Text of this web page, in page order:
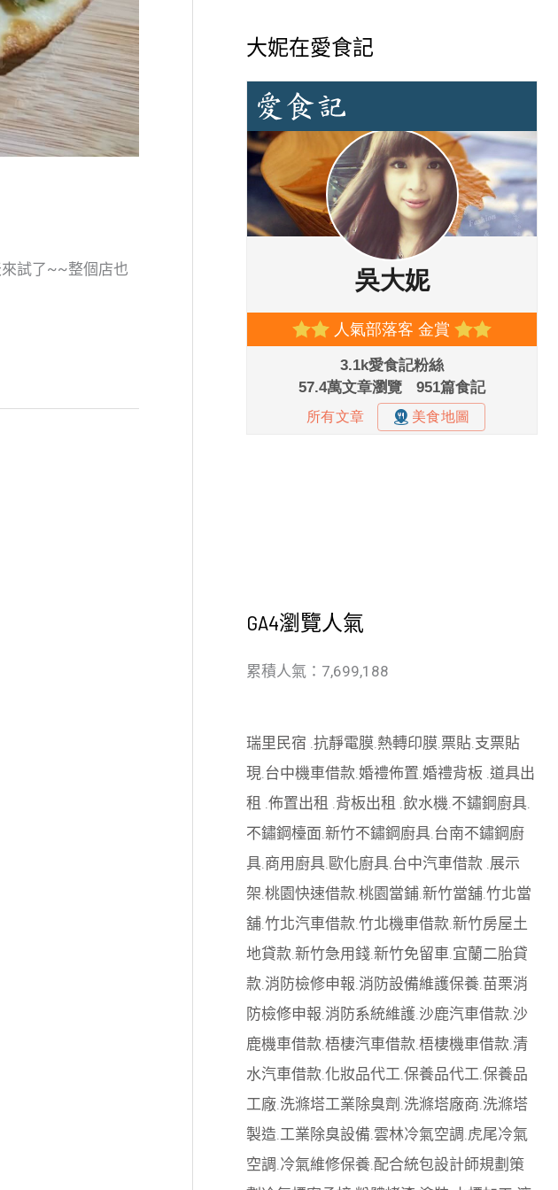
試了~~整個店也
大妮在愛食記
GA4瀏覽人氣
累積人氣：7,699,188
瑞里民宿 .抗靜電膜.熱轉印膜.票貼.支票貼
現.台中機車借款.婚禮佈置.婚禮背板 .道具出
租 .佈置出租 .背板出租 .飲水機.不鏽鋼廚具.
不鏽鋼檯面.新竹不鏽鋼廚具.台南不鏽鋼廚
具.商用廚具.歐化廚具.台中汽車借款 .展示
架.桃園快速借款.桃園當鋪.新竹當舖.竹北當
舖.竹北汽車借款.竹北機車借款.新竹房屋土
地貸款.新竹急用錢.新竹免留車.宜蘭二胎貸
款.消防檢修申報.消防設備維護保養.苗栗消
防檢修申報.消防系統維護.沙鹿汽車借款.沙
鹿機車借款.梧棲汽車借款.梧棲機車借款.清
水汽車借款.化妝品代工.保養品代工.保養品
工廠.洗滌塔工業除臭劑 .洗滌塔廠商.洗滌塔
製造.工業除臭設備.雲林冷氣空調.虎尾冷氣
空調.冷氣維修保養.配合統包設計師規劃策